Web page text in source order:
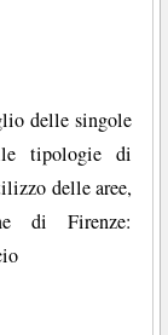
delle singole
tipologie di
delle aree,
di Firenze: